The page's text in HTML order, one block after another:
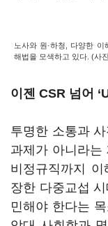
노사와 원·하청, 다양한
해법을 모색하고 있다. (사
이젠 CSR 넘어
투명한 소통과
과제가 아니라는
비정규직까지
장한 다중교섭
민해야 한다는